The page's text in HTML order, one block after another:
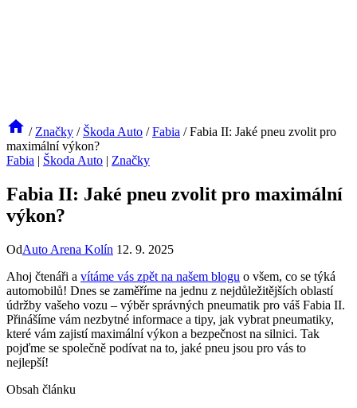
/ Značky / Škoda Auto / Fabia / Fabia II: Jaké pneu zvolit pro
maximální výkon?
Fabia | Škoda Auto | Značky
Fabia II: Jaké pneu zvolit pro maximální
výkon?
OdAuto Arena Kolín 12. 9. 2025
Ahoj čtenáři a vítáme vás zpět na našem blogu o všem, co se týká
automobilů! Dnes se zaměříme na jednu z nejdůležitějších oblastí
údržby vašeho vozu – výběr správných pneumatik pro váš Fabia II.
Přinášíme vám nezbytné informace a tipy, jak vybrat pneumatiky,
které vám zajistí maximální výkon a bezpečnost na silnici. Tak
pojďme se společně podívat na to, jaké pneu jsou pro vás to
nejlepší!
Obsah článku